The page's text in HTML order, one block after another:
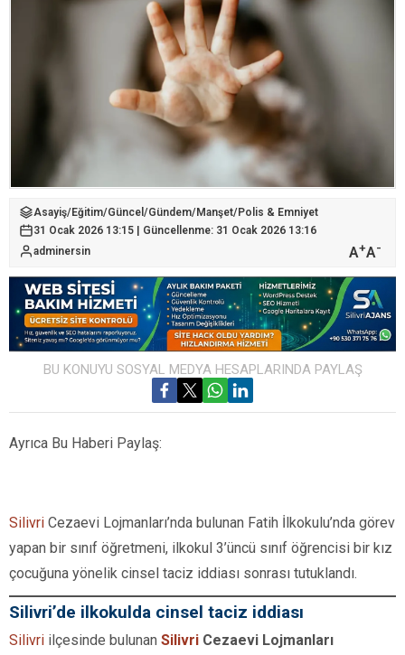
Asayiş/Eğitim/Güncel /Gündem/Manşet/Polis & Emniyet
31 Ocak 2026 13:15 | Güncellenme: 31 Ocak 2026 13:16
adminersin
A+A-
BU KONUYU SOSYAL MEDYA HESAPLARINDA PAYLAŞ
Ayrıca Bu Haberi Paylaş:
Silivri Cezaevi Lojmanları’nda bulunan Fatih İlkokulu’nda görev
yapan bir sınıf öğretmeni, ilkokul 3’üncü sınıf öğrencisi bir kız
çocuğuna yönelik cinsel taciz iddiası sonrası tutuklandı.
Silivri’de ilkokulda cinsel taciz iddiası
Silivri ilçesinde bulunan Silivri Cezaevi Lojmanları